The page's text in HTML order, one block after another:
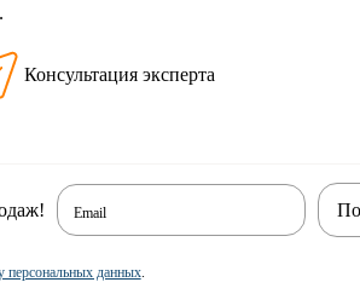
Консультация эксперта
Email
персональных данных.